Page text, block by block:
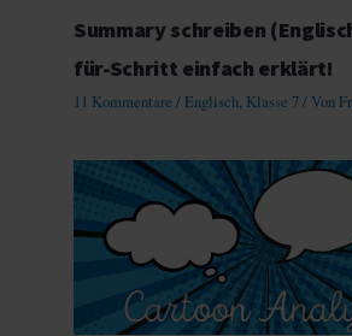
Summary schreiben
für-Schritt einfach erklärt!
11 Kommentare / Englisch, Klasse 7/ Von